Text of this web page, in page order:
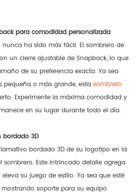
para comodidad personalizada
nunca ha sido más fácil. El sombrero de
un cierre ajustable de Snapback, lo que
de su preferencia exacta. Ya sea
pequeña o más grande, estasombrero
Experimente la máxima comodidad y
en su lugar durante todo el día.
bordado 3D
bordado 3D de su logotipo en la
sombrero. Este intrincado detalle agrega
su juego de estilo. Ya sea que esté
soporte para su equipo